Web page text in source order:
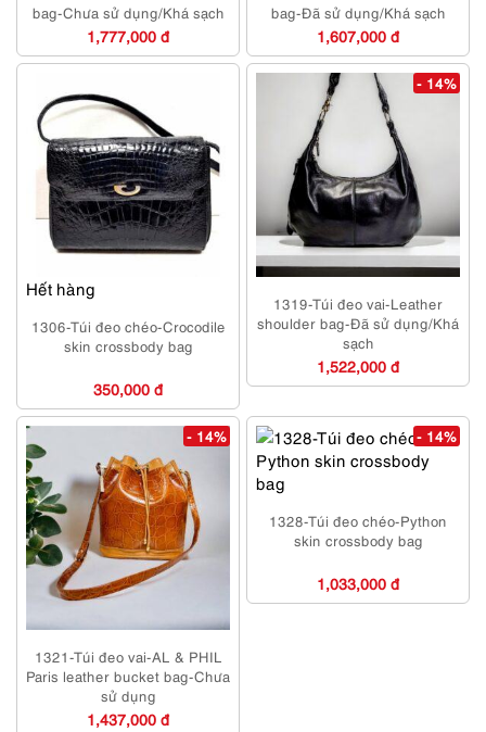
bag-Chưa sử dụng/Khá sạch
1,777,000 đ
bag-Đã sử dụng/Khá sạch
1,607,000 đ
Hết hàng
1306-Túi đeo chéo-Crocodile
skin crossbody bag
350,000 đ
- 14%
1319-Túi đeo vai-Leather
shoulder bag-Đã sử dụng/Khá
sạch
1,522,000 đ
- 14%
1321-Túi đeo vai-AL & PHIL
Paris leather bucket bag-Chưa
sử dụng
1,437,000 đ
- 14%
1328-Túi đeo chéo-Python
skin crossbody bag
1,033,000 đ